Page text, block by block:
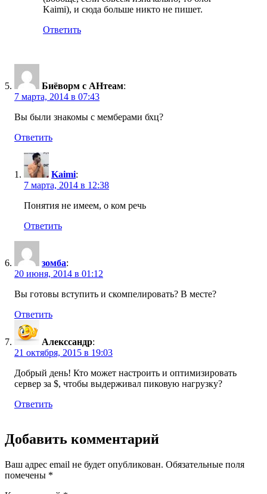
Kaimi), и сюда больше никто не пишет.
Ответить
Биёворм с АНтеам:
7 марта, 2014 в 07:43
Вы были знакомы с мемберами бхц?
Ответить
Kaimi:
7 марта, 2014 в 12:38
Понятия не имеем, о ком речь
Ответить
зомба:
20 июня, 2014 в 01:12
Вы готовы вступить и скомпелировать? В месте?
Ответить
Алекссандр:
21 октября, 2015 в 19:03
Добрый день! Кто может настроить и оптимизировать
сервер за $, чтобы выдерживал пиковую нагрузку?
Ответить
Добавить комментарий
Ваш адрес email не будет опубликован. Обязательные поля
помечены *